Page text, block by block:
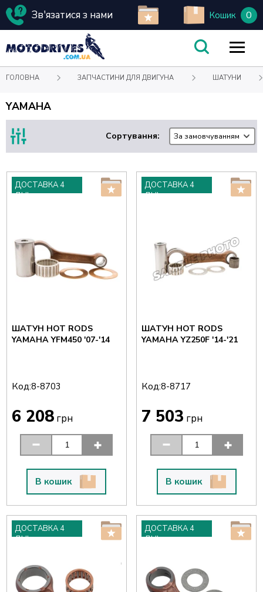
Зв'язатися з нами Кошик 0
ГОЛОВНА ЗАПЧАСТИНИ ДЛЯ ДВИГУНА ШАТУНИ
YAMAHA
Сортування: За замовчуванням
ДОСТАВКА 4
ДНІ
ШАТУН HOT RODS
YAMAHA YFM450 '07-'14
Код:8-8703
6 208грн
В кошик
ДОСТАВКА 4
ДНІ
ШАТУН HOT RODS
YAMAHA YZ250F '14-'21
Код:8-8717
7 503 грн
В кошик
ДОСТАВКА 4
ДНІ
ДОСТАВКА 4
ДНІ